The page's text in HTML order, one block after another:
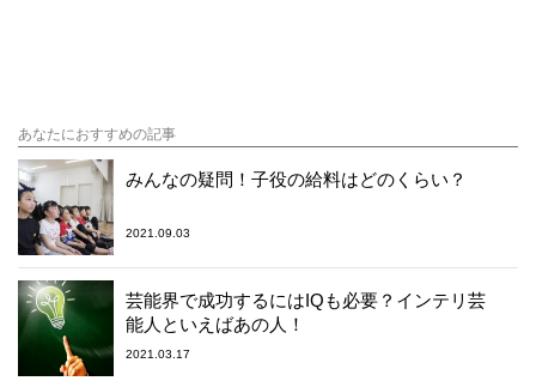
あなたにおすすめの記事
みんなの疑問！子役の給料はどのくらい？
2021.09.03
芸能界で成功するにはIQも必要？インテリ芸
能人といえばあの人！
2021.03.17